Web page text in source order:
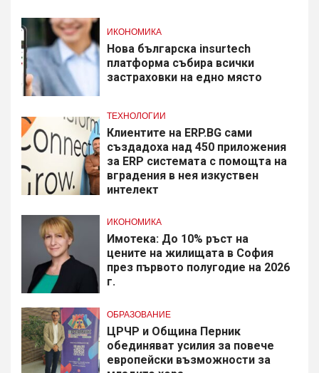
ИКОНОМИКА
Нова българска insurtech
платформа събира всички
застраховки на едно място
ТЕХНОЛОГИИ
Клиентите на ERP.BG сами
създадоха над 450 приложения
за ERP системата с помощта на
вградения в нея изкуствен
интелект
ИКОНОМИКА
Имотека: До 10% ръст на
цените на жилищата в София
през първото полугодие на 2026
г.
ОБРАЗОВАНИЕ
​ЦРЧР и Община Перник
обединяват усилия за повече
европейски възможности за